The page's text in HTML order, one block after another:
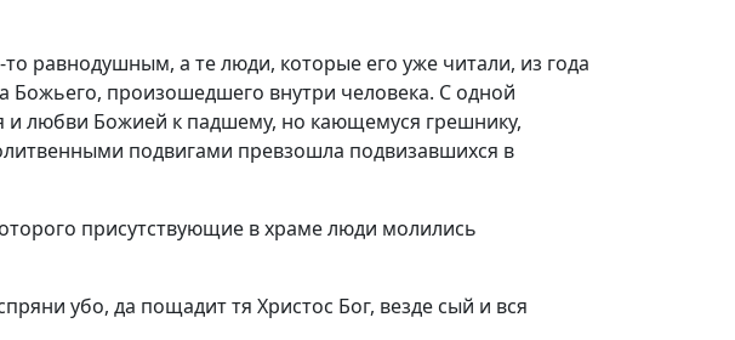
равнодушным, а те люди, которые его уже читали, из года
Божьего, произошедшего внутри человека. С одной
любви Божией к падшему, но кающемуся грешнику,
подвигами превзошла подвизавшихся в
присутствующие в храме люди молились
убо, да пощадит тя Христос Бог, везде сый и вся